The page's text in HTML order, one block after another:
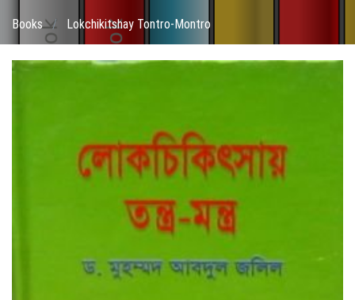
Books / Lokchikitshay Tontro-Montro